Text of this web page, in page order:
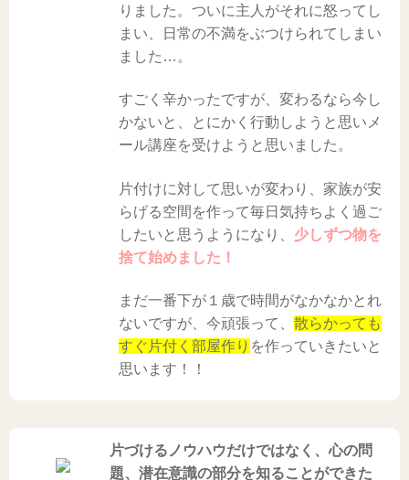
りました。ついに主人がそれに怒ってし
まい、日常の不満をぶつけられてしまい
ました…。
すごく辛かったですが、変わるなら今し
かないと、とにかく行動しようと思いメ
ール講座を受けようと思いました。
片付けに対して思いが変わり、家族が安
らげる空間を作って毎日気持ちよく過ご
したいと思うようになり、 少しずつ物を
捨て始めました！
まだ一番下が１歳で時間がなかなかとれ
ないですが、今頑張って、 散らかっても
すぐ片付く部屋作り を作っていきたいと
思います！！
片づけるノウハウだけではなく、心の問
題、潜在意識の部分を知ることができた